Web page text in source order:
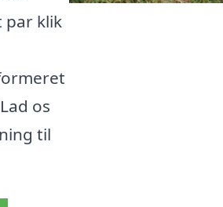
par klik
os
til